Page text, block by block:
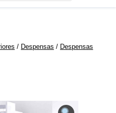
/ Despensas / Despensas